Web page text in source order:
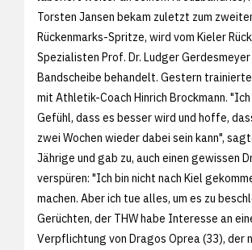
Torsten Jansen bekam zuletzt zum
Rückenmarks-Spritze, wird vom Kieler
Spezialisten Prof. Dr. Ludger
Bandscheibe behandelt. Gestern
mit Athletik-Coach Hinrich Brockmann.
Gefühl, dass es besser wird und hoffe,
zwei Wochen wieder dabei sein kann",
Jährige und gab zu, auch einen gewissen
verspüren: "Ich bin nicht nach Kiel
machen. Aber ich tue alles, um es zu
Gerüchten, der THW habe Interesse an
Verpflichtung von Dragos Oprea (33), der